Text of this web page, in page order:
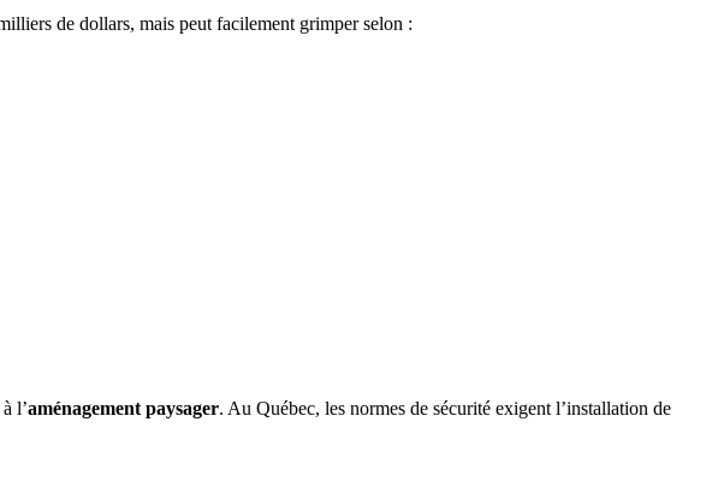
de dollars, mais peut facilement grimper selon :
l’aménagement paysager. Au Québec, les normes de sécurité exigent l’installation de